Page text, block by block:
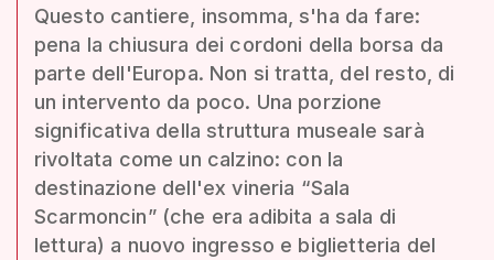
Questo cantiere, insomma, s'ha da fare:
pena la chiusura dei cordoni della borsa da
parte dell'Europa. Non si tratta, del resto, di
un intervento da poco. Una porzione
significativa della struttura museale sarà
rivoltata come un calzino: con la
destinazione dell'ex vineria “Sala
Scarmoncin” (che era adibita a sala di
lettura) a nuovo ingresso e biglietteria del